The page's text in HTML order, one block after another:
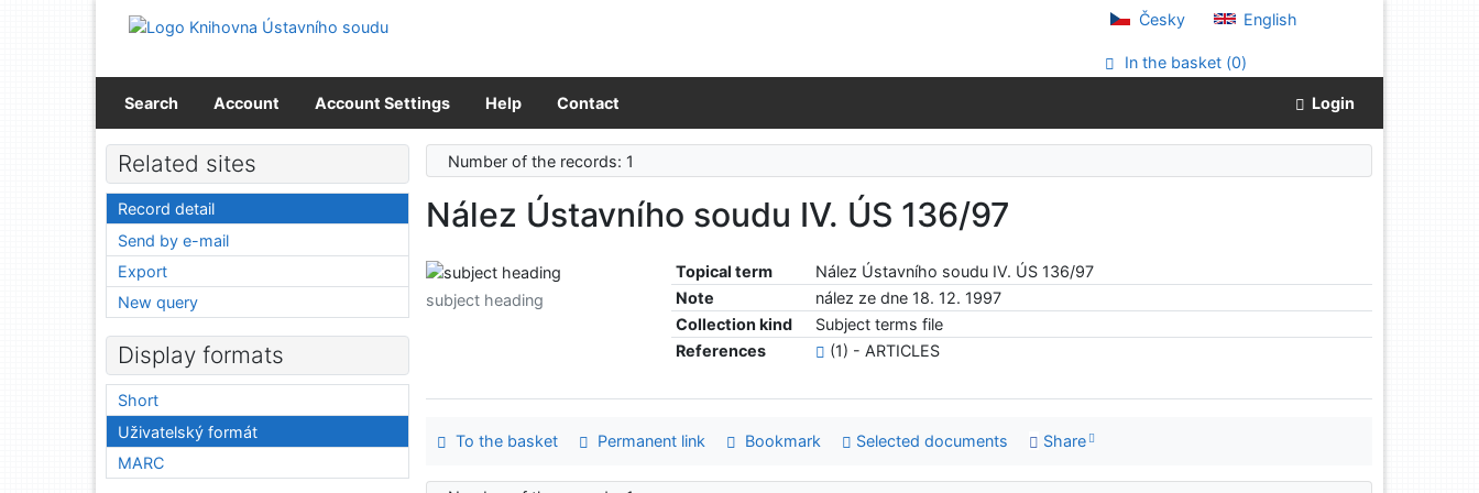
Go to menu
Česky English
In the basket (0)
Search Account Account Settings Help Contact Login
Number of the records: 1
Nález Ústavního soudu IV. ÚS 136/97
Topical term
Nález Ústavního soudu IV. ÚS 136/97
Note
nález ze dne 18. 12. 1997
Collection kind
Subject terms file
References
(1) - ARTICLES
subject heading
To the basket Permanent link Bookmark Selected documents Share
Related sites
Record detail
Send by e-mail
Export
New query
Display formats
Short
Uživatelský formát
MARC